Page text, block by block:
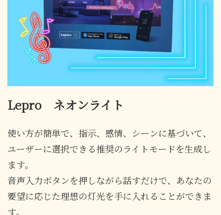
Lepro ネオンライト
使い方が簡単で、指示、感情、シーンに基づいて、
ユーザーに選択できる推奨のライトモードを生成し
ます。
音声入力ボタンを押しながら話すだけで、あなたの
要望に応じた理想の灯光を手に入れることができま
す。